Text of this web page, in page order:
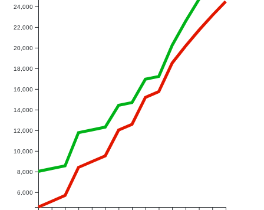
6,000
8,000
10,000
12,000
14,000
16,000
18,000
20,000
22,000
24,000